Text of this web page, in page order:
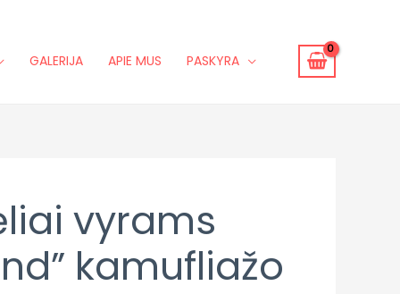
GALERIJA APIE MUS PASKYRA
vyrams
kamufliažo